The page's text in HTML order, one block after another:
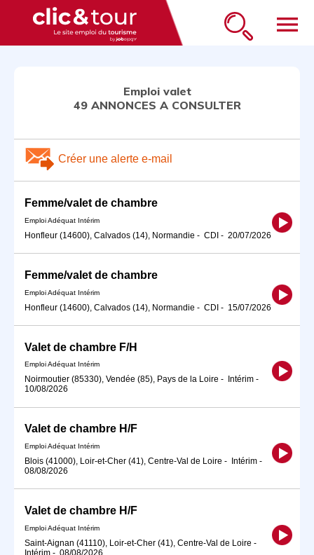
menu
Emploi valet
49 ANNONCES A CONSULTER
Créer une alerte e-mail
Femme/valet de chambre
Emploi Adéquat Intérim
Honfleur (14600), Calvados (14), Normandie - CDI - 20/07/2026
Femme/valet de chambre
Emploi Adéquat Intérim
Honfleur (14600), Calvados (14), Normandie - CDI - 15/07/2026
Valet de chambre F/H
Emploi Adéquat Intérim
Noirmoutier (85330), Vendée (85), Pays de la Loire - Intérim -
10/08/2026
Valet de chambre H/F
Emploi Adéquat Intérim
Blois (41000), Loir-et-Cher (41), Centre-Val de Loire - Intérim -
08/08/2026
Valet de chambre H/F
Emploi Adéquat Intérim
Saint-Aignan (41110), Loir-et-Cher (41), Centre-Val de Loire -
Intérim - 08/08/2026